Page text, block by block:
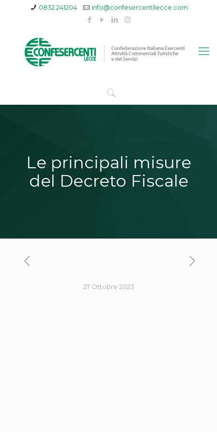
0832 241204 info@confesercentilecce.com
Le principali misure
del Decreto Fiscale
27 Ottobre 2023